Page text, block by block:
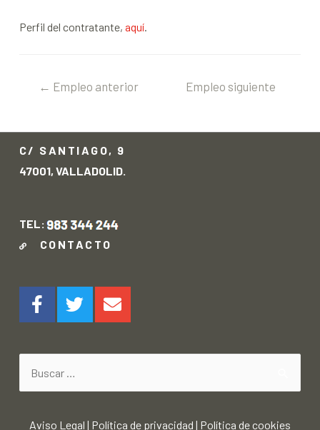
Perfil del contratante, aquí.
← Empleo anterior
Empleo siguiente
C/ SANTIAGO, 9
47001, VALLADOLID.
TEL:
CONTACTO
Aviso Legal | Política de privacidad | Política de cookies